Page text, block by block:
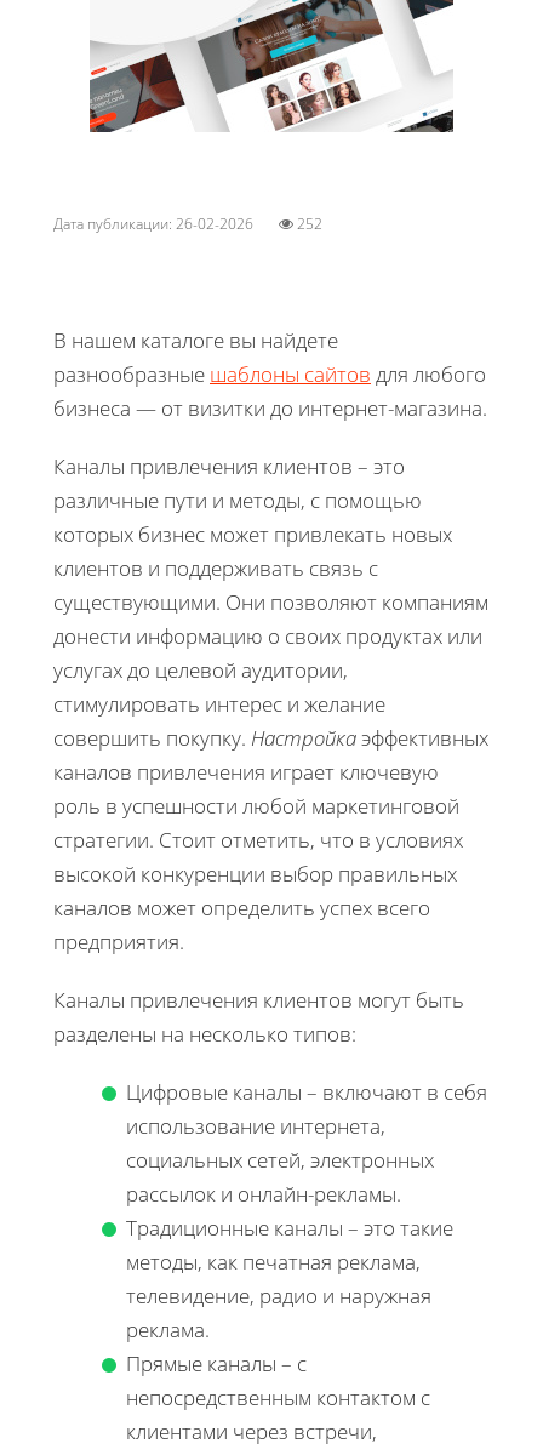
Дата публикации: 26-02-2026 252
В нашем каталоге вы найдете
разнообразные шаблоны сайтов для любого
бизнеса — от визитки до интернет-магазина.
Каналы привлечения клиентов – это
различные пути и методы, с помощью
которых бизнес может привлекать новых
клиентов и поддерживать связь с
существующими. Они позволяют компаниям
донести информацию о своих продуктах или
услугах до целевой аудитории,
стимулировать интерес и желание
совершить покупку. Настройкаэффективных
каналов привлечения играет ключевую
роль в успешности любой маркетинговой
стратегии. Стоит отметить, что в условиях
высокой конкуренции выбор правильных
каналов может определить успех всего
предприятия.
Каналы привлечения клиентов могут быть
разделены на несколько типов:
Цифровые каналы – включают в себя
использование интернета,
социальных сетей, электронных
рассылок и онлайн-рекламы.
Традиционные каналы – это такие
методы, как печатная реклама,
телевидение, радио и наружная
реклама.
Прямые каналы – с
непосредственным контактом с
клиентами через встречи,